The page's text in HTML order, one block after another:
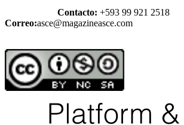
Contacto: +593 99 921
Correo:asce@magazineasce.com